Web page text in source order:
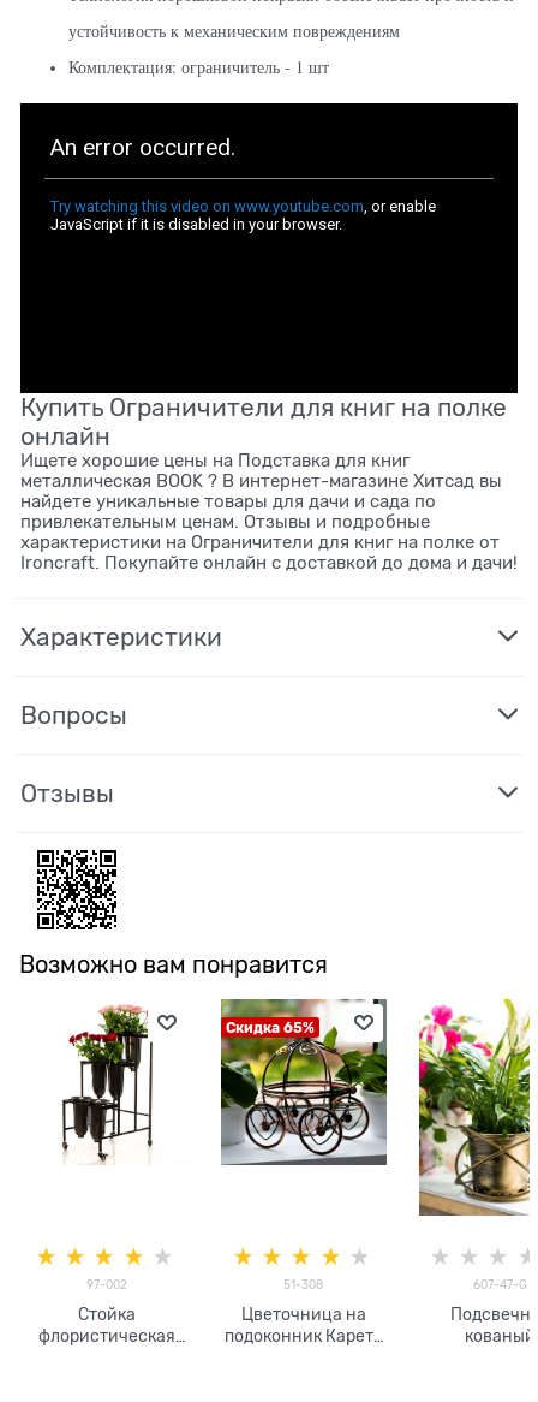
устойчивость к механическим повреждениям
Комплектация: ограничитель - 1 шт
Купить Ограничители для книг на полке
онлайн
Ищете хорошие цены на Подставка для книг
металлическая BOOK ? В интернет-магазине Хитсад вы
найдете уникальные товары для дачи и сада по
привлекательным ценам. Отзывы и подробные
характеристики на Ограничители для книг на полке от
Ironcraft. Покупайте онлайн с доставкой до дома и дачи!
Характеристики
Вопросы
Отзывы
Возможно вам понравится
97-002
Стойка
флористическая
Скидка 65%
51-308
Цветочница на
подоконник Карета
607-47-G
кованый